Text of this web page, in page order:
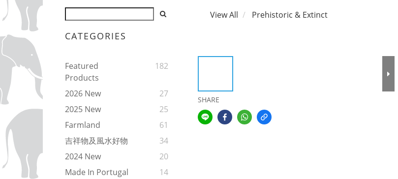
CATEGORIES
Featured
Products
182
2026 New
27
2025 New
25
Farmland
61
吉祥物及風水好物
34
2024 New
20
Made In Portugal
14
View All Prehistoric & Extinct
SHARE